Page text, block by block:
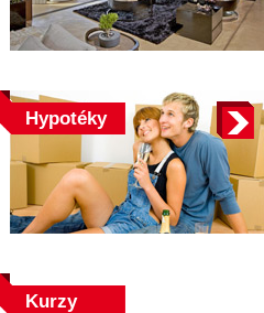
Hypotéky
Kurzy